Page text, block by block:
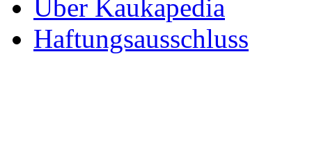
Über Kaukapedia
Haftungsausschluss